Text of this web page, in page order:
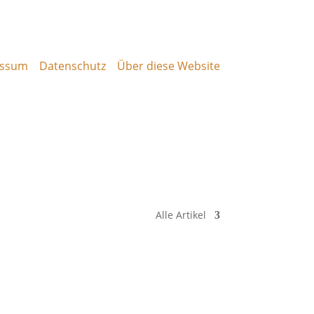
Datenschutz Über diese Website
Alle Artikel